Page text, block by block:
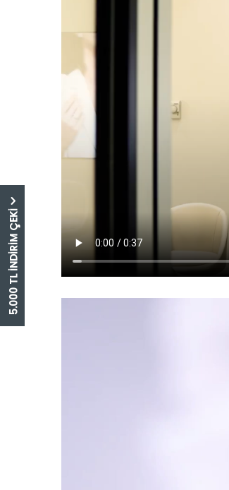
5.000 TL İNDİRİM ÇEKİ